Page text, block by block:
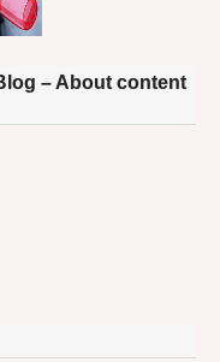
– About content